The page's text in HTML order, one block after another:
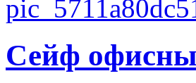
Сейф